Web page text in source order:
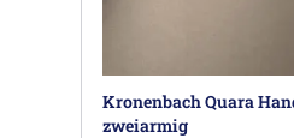
Kronenbach Quara
zweiarmig